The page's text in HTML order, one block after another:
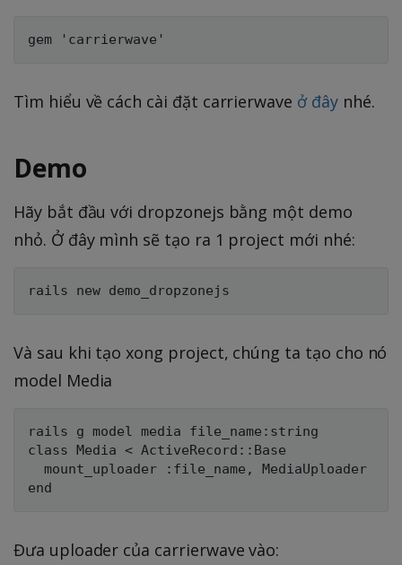
Tìm hiểu về cách cài đặt carrierwave ở đâynhé.
Demo
Hãy bắt đầu với dropzonejs bằng một demo
nhỏ. Ở đây mình sẽ tạo ra 1 project mới nhé:
Và sau khi tạo xong project, chúng ta tạo cho nó
model Media
rails g model media file_name:string
class Media < ActiveRecord::Base
  mount_uploader :file_name, MediaUploader
Đưa uploader của carrierwave vào: